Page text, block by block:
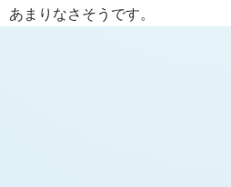
まりなさそうです。